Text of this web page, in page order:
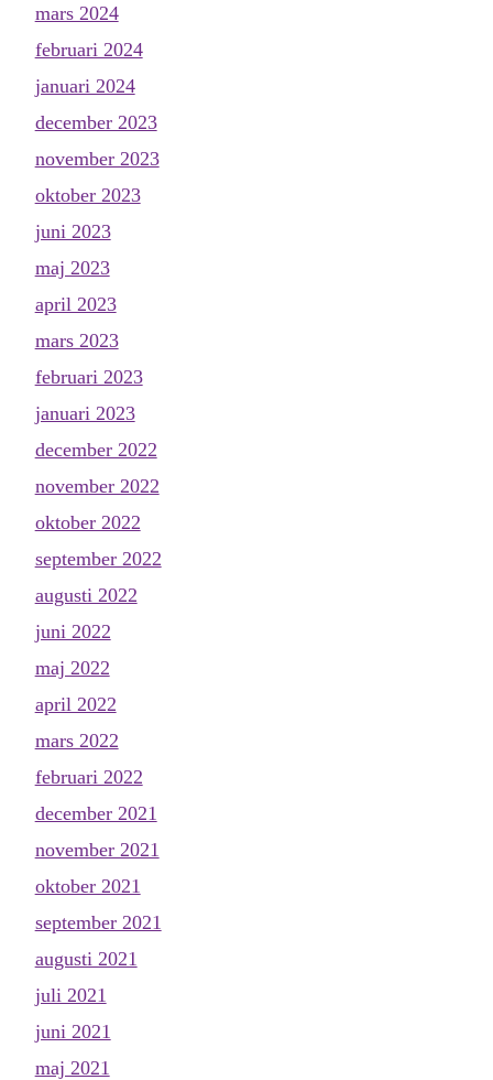
mars 2024
februari 2024
januari 2024
december 2023
november 2023
oktober 2023
juni 2023
maj 2023
april 2023
mars 2023
februari 2023
januari 2023
december 2022
november 2022
oktober 2022
september 2022
augusti 2022
juni 2022
maj 2022
april 2022
mars 2022
februari 2022
december 2021
november 2021
oktober 2021
september 2021
augusti 2021
juli 2021
juni 2021
maj 2021